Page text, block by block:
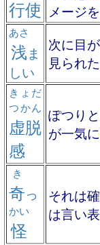
行使
メージ
浅
あさ
ま
しい
次に目
見られ
虚脱
感
きょだ
つかん ぽつり
が一気
奇
き
っ
怪
かい
それは
は言い